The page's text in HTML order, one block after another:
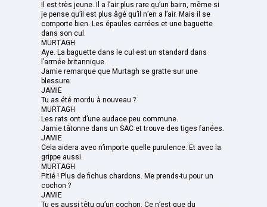
Il est très jeune. Il a l’air plus rare qu’un bairn, même si
je pense qu’il est plus âgé qu’il n’en a l’air. Mais il se
comporte bien. Les épaules carrées et une baguette
dans son cul.
MURTAGH
Aye. La baguette dans le cul est un standard dans
l’armée britannique.
Jamie remarque que Murtagh se gratte sur une
blessure.
JAMIE
Tu as été mordu à nouveau ?
MURTAGH
Les rats ont d’une audace peu commune.
Jamie tâtonne dans un SAC et trouve des tiges fanées.
JAMIE
Cela aidera avec n’importe quelle purulence. Et avec la
grippe aussi.
MURTAGH
Pitié ! Plus de fichus chardons. Me prends-tu pour un
cochon ?
JAMIE
Tu es aussi têtu qu’un cochon. Ce n’est que du